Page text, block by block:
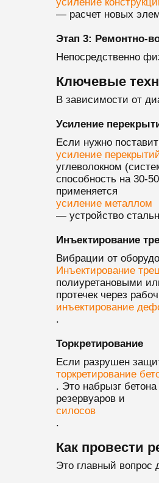
— расчет новых
Этап 3: Ремонтно-
Непосредственно
Ключевые
В зависимости от
Усиление
Если нужно
усиление
углеволокном
способность на 30-
применяется
усиление металлом
— устройство
Инъектирование
Вибрации от
Инъектирование
полиуретановыми
протечек через
инъектирование
.
Торкретирование
Если разрушен
торкретирование
. Это набрызг
резервуаров и
силосов
.
Как провести
Это главный вопрос